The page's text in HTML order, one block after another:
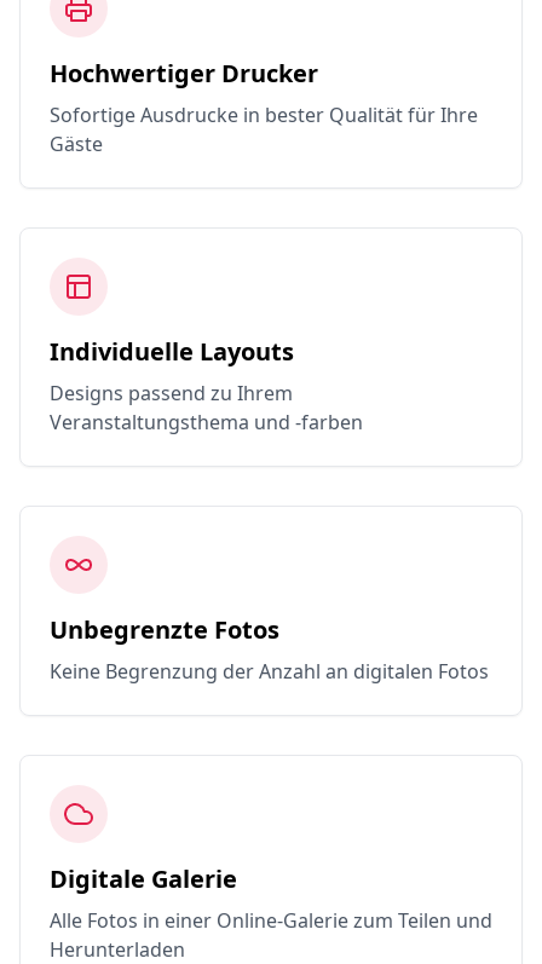
Hochwertiger Drucker
Sofortige Ausdrucke in bester Qualität für Ihre
Gäste
Individuelle Layouts
Designs passend zu Ihrem
Veranstaltungsthema und -farben
Unbegrenzte Fotos
Keine Begrenzung der Anzahl an digitalen Fotos
Digitale Galerie
Alle Fotos in einer Online-Galerie zum Teilen und
Herunterladen